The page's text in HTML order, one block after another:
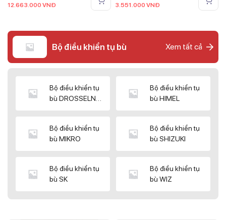
12.663.000 VNĐ
3.551.000 VNĐ
Bộ điều khiển tụ bù Xem tất cả
Bộ điều khiển tụ
bù DROSSELN
Bộ điều khiển tụ
bù HIMEL
Bộ điều khiển tụ
bù MIKRO
Bộ điều khiển tụ
bù SHIZUKI
Bộ điều khiển tụ
bù SK
Bộ điều khiển tụ
bù WIZ